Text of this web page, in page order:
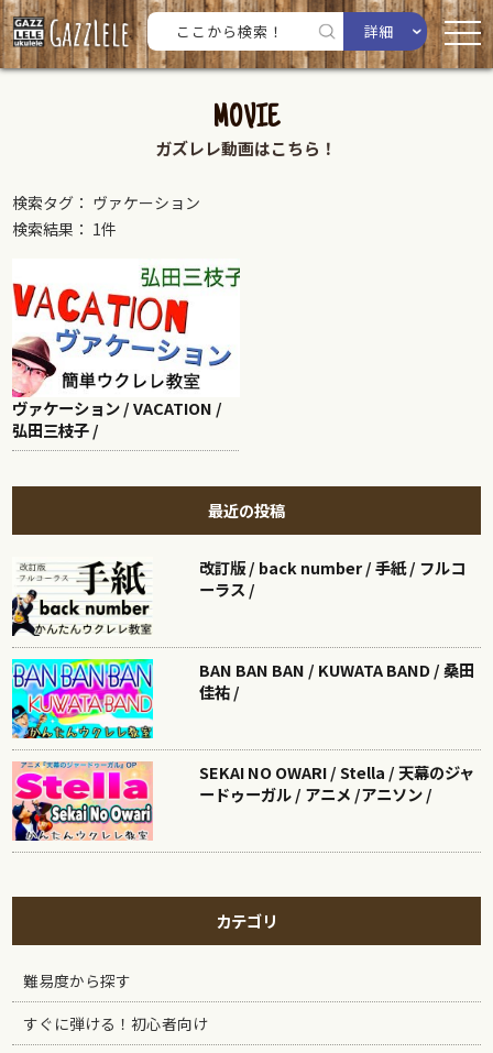
詳細
MOVIE
ガズレレ動画はこちら！
検索タグ： ヴァケーション
検索結果： 1件
ヴァケーション / VACATION /
弘田三枝子 /
最近の投稿
改訂版 / back number / 手紙 / フルコ
ーラス /
BAN BAN BAN / KUWATA BAND / 桑田
佳祐 /
SEKAI NO OWARI / Stella / 天幕のジャ
ードゥーガル / アニメ /アニソン /
カテゴリ
難易度から探す
すぐに弾ける！初心者向け